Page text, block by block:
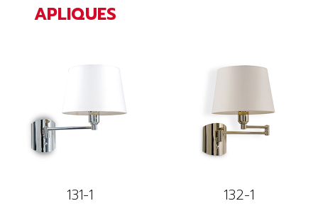
APLIQUES
131-1 132-1